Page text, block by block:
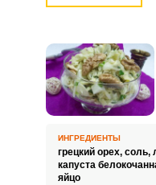
ИНГРЕДИЕНТЫ
грецкий орех, соль,
капуста
яйцо